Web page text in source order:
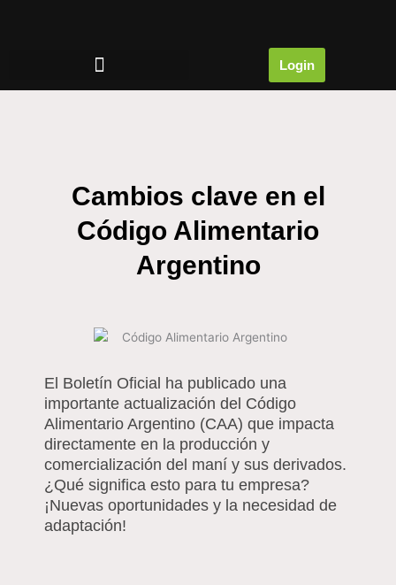
Login
Cambios clave en el
Código Alimentario
Argentino
El Boletín Oficial ha publicado una
importante actualización del Código
Alimentario Argentino (CAA) que impacta
directamente en la producción y
comercialización del maní y sus derivados.
¿Qué significa esto para tu empresa?
¡Nuevas oportunidades y la necesidad de
adaptación!